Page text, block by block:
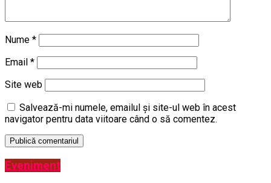
Nume *
Email *
Site web
Salvează-mi numele, emailul și site-ul web în acest
navigator pentru data viitoare când o să comentez.
Eveniment